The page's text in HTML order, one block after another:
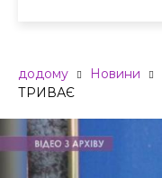
додому Новини
ТРИВАЄ